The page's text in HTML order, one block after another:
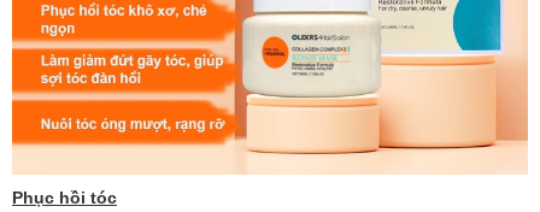
Phục hồi tóc